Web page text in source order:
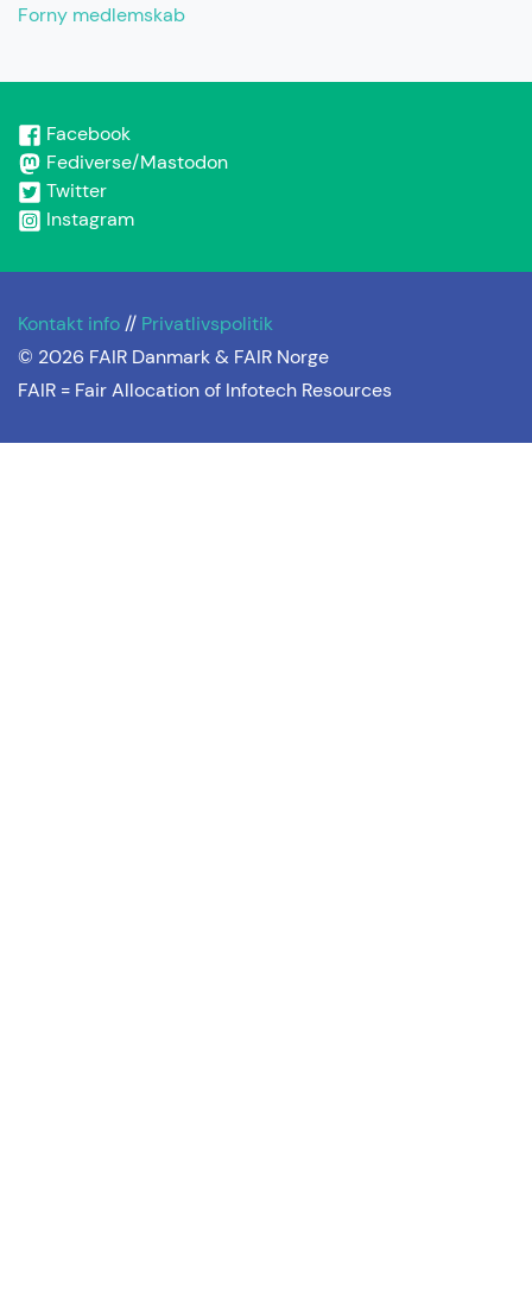
Forny medlemskab
Facebook
Fediverse/Mastodon
Twitter
Instagram
Kontakt info // Privatlivspolitik
© 2026 FAIR Danmark & FAIR Norge
FAIR = Fair Allocation of Infotech Resources